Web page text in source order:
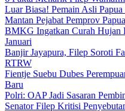
Luar Biasa! Pemain Asli
Mantan Pejabat Pemprov
BMKG Ingatkan Curah Hujan
Januari
Banjir Jayapura, Filep Soroti
RTRW
Fientje Suebu Dubes
Baru
Polri: OAP Jadi Sasaran
Senator Filep Kritisi